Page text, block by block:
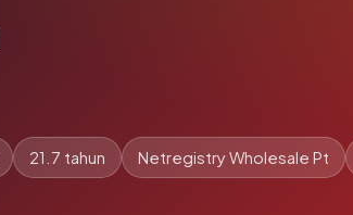
21.7 tahun Netregistry Wholesale Pt